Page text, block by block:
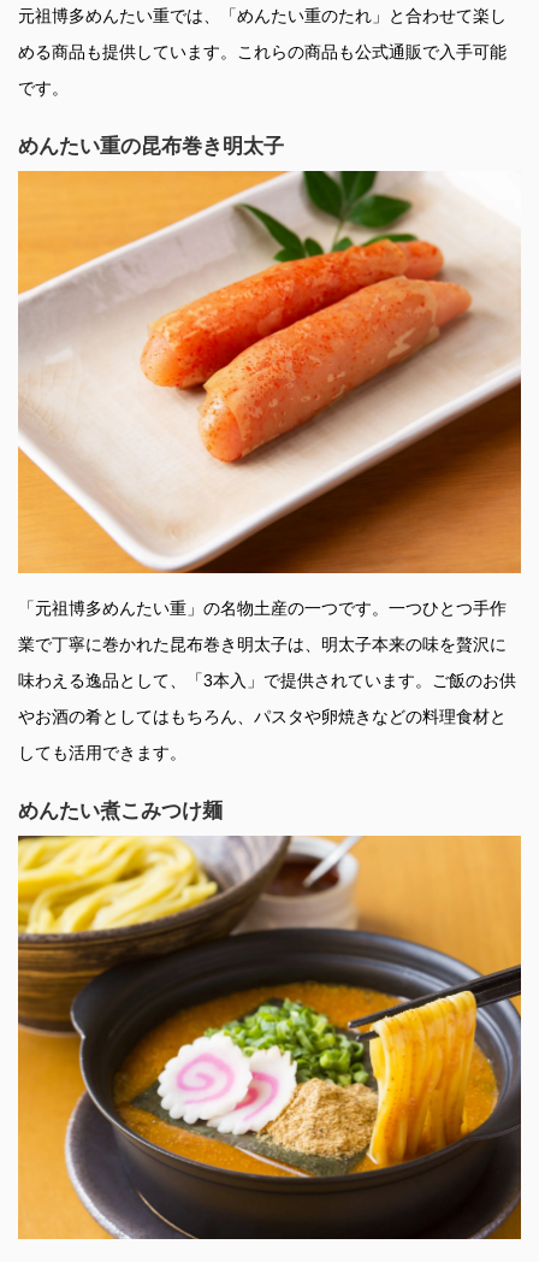
元祖博多めんたい重では、「めんたい重のたれ」と合わせて楽し
める商品も提供しています。これらの商品も公式通販で入手可能
です。
めんたい重の昆布巻き明太子
「元祖博多めんたい重」の名物土産の一つです。一つひとつ手作
業で丁寧に巻かれた昆布巻き明太子は、明太子本来の味を贅沢に
味わえる逸品として、「3本入」で提供されています。ご飯のお供
やお酒の肴としてはもちろん、パスタや卵焼きなどの料理食材と
しても活用できます。
めんたい煮こみつけ麺